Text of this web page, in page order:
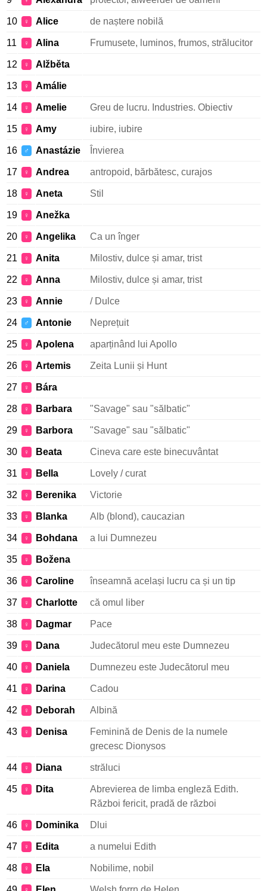
10 ♀ Alice de naștere nobilă
11 ♀ Alina Frumusete, luminos, frumos, strălucitor
12 ♀ Alžběta
13 ♀ Amálie
14 ♀ Amelie Greu de lucru. Industries. Obiectiv
15 ♀ Amy iubire, iubire
16 ♂ Anastázie Învierea
17 ♀ Andrea antropoid, bărbătesc, curajos
18 ♀ Aneta Stil
19 ♀ Anežka
20 ♀ Angelika Ca un înger
21 ♀ Anita Milostiv, dulce și amar, trist
22 ♀ Anna Milostiv, dulce și amar, trist
23 ♀ Annie / Dulce
24 ♂ Antonie Neprețuit
25 ♀ Apolena aparținând lui Apollo
26 ♀ Artemis Zeita Lunii și Hunt
27 ♀ Bára
28 ♀ Barbara "Savage" sau "sălbatic"
29 ♀ Barbora "Savage" sau "sălbatic"
30 ♀ Beata Cineva care este binecuvântat
31 ♀ Bella Lovely / curat
32 ♀ Berenika Victorie
33 ♀ Blanka Alb (blond), caucazian
34 ♀ Bohdana a lui Dumnezeu
35 ♀ Božena
36 ♀ Caroline înseamnă același lucru ca și un tip
37 ♀ Charlotte că omul liber
38 ♀ Dagmar Pace
39 ♀ Dana Judecătorul meu este Dumnezeu
40 ♀ Daniela Dumnezeu este Judecătorul meu
41 ♀ Darina Cadou
42 ♀ Deborah Albină
43 ♀ Denisa
Feminină de Denis de la numele
grecesc Dionysos
44 ♀ Diana străluci
45 ♀ Dita
Abrevierea de limba engleză Edith.
Război fericit, pradă de război
46 ♀ Dominika Dlui
47 ♀ Edita a numelui Edith
48 ♀ Ela Nobilime, nobil